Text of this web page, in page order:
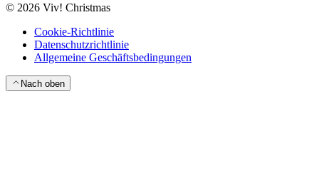
© 2026 Viv! Christmas
Cookie-Richtlinie
Datenschutzrichtlinie
Allgemeine Geschäftsbedingungen
Nach oben